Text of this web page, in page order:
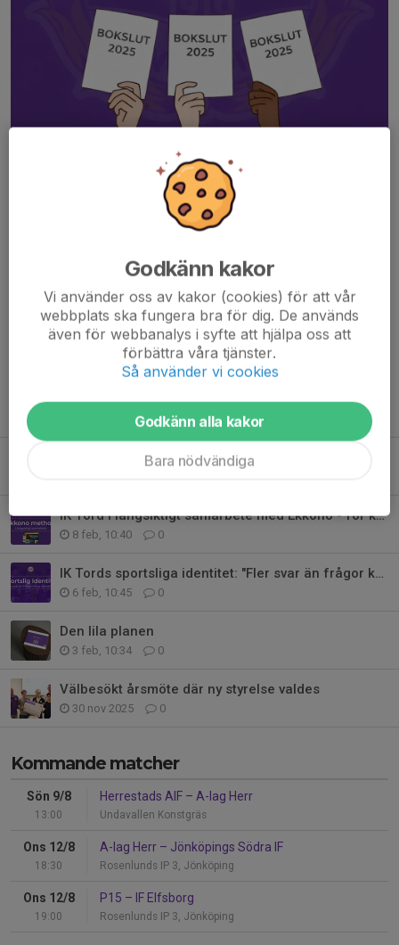
IK Tord välkomnar dig som medlem till vårens medlemsmöte,
Ärenden enligt föreningens stadgar med bland annat
verksamhetsberättelse och bokslut för 2025....
Fler nyheter
IK Tord i långsiktigt samarbete med Ekkono - för kvalitativ utveckling
8 feb, 10:40 0
IK Tords sportsliga identitet: "Fler svar än frågor kring utveckling"
6 feb, 10:45 0
Den lila planen
3 feb, 10:34 0
Välbesökt årsmöte där ny styrelse valdes
30 nov 2025 0
Kommande matcher
Sön 9/8
13:00
Herrestads AIF – A-lag Herr
Undavallen Konstgräs
Ons 12/8
18:30
A-lag Herr – Jönköpings Södra IF
Rosenlunds IP 3, Jönköping
Ons 12/8
19:00
P15 – IF Elfsborg
Rosenlunds IP 3, Jönköping
Godkänn kakor
Vi använder oss av kakor (cookies) för att vår
webbplats ska fungera bra för dig. De används
även för webbanalys i syfte att hjälpa oss att
förbättra våra tjänster.
Så använder vi cookies
Godkänn alla kakor
Bara nödvändiga